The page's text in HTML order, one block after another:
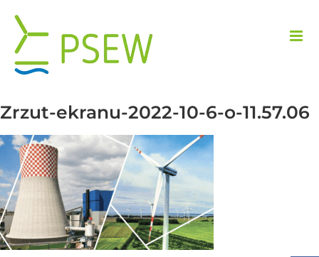
zawartości
Zrzut-ekranu-2022-10-6-o-11.57.06